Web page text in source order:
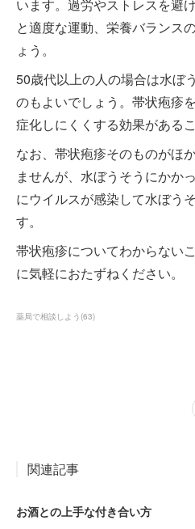
います。過労やストレスを避
と適度な運動、栄養バランス
ょう。
50歳代以上の人の場合は水ぼ
のもよいでしょう。帯状疱疹
症化しにくくする効果がある
なお、帯状疱疹そのものがほ
ませんが、水ぼうそうにかか
にウイルスが感染して水ぼう
す。
帯状疱疹についてわからない
に気軽におたずねください。
薬局で相談しよう (63)
関連記事
お酒との上手な付き合い方